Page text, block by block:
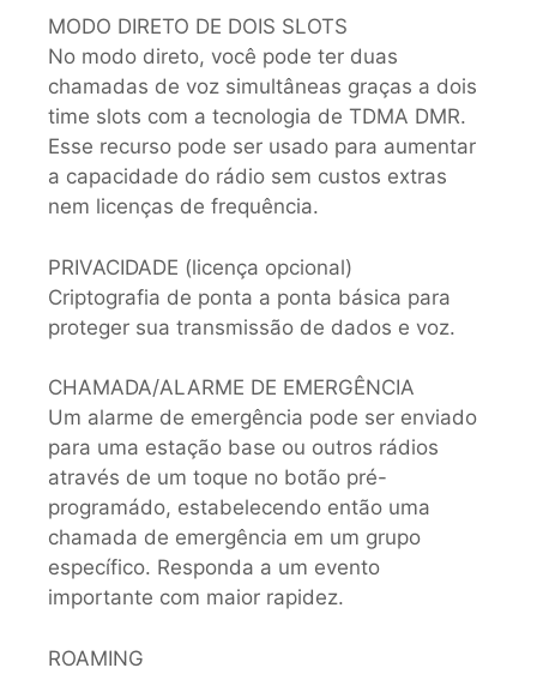
MODO DIRETO DE DOIS SLOTS
No modo direto, você pode ter duas
chamadas de voz simultâneas graças a dois
time slots com a tecnologia de TDMA DMR.
Esse recurso pode ser usado para aumentar
a capacidade do rádio sem custos extras
nem licenças de frequência.
PRIVACIDADE (licença opcional)
Criptografia de ponta a ponta básica para
proteger sua transmissão de dados e voz.
CHAMADA/ALARME DE EMERGÊNCIA
Um alarme de emergência pode ser enviado
para uma estação base ou outros rádios
através de um toque no botão pré-
programádo, estabelecendo então uma
chamada de emergência em um grupo
específico. Responda a um evento
importante com maior rapidez.
ROAMING